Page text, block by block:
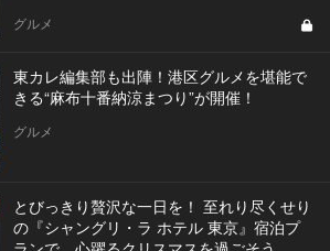
グルメ
東カレ編集部も出陣！港区グルメを堪能で
きる“麻布十番納涼まつり”が開催！
グルメ
とびっきり贅沢な一日を！ 至れり尽くせり
の『シャングリ・ラ ホテル 東京』宿泊プ